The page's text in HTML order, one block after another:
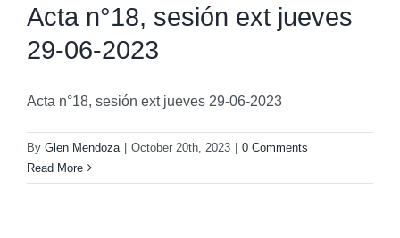
Acta n°18, sesión ext jueves
29-06-2023
Acta n°18, sesión ext jueves 29-06-2023
By Glen Mendoza October 20th, 2023
0 Comments
Read More